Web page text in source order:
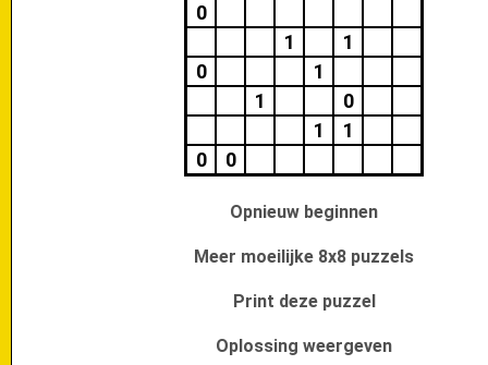
0
1
1
0
1
1
0
1
1
0
0
Opnieuw beginnen
Meer moeilijke 8x8 puzzels
Print deze puzzel
Oplossing weergeven